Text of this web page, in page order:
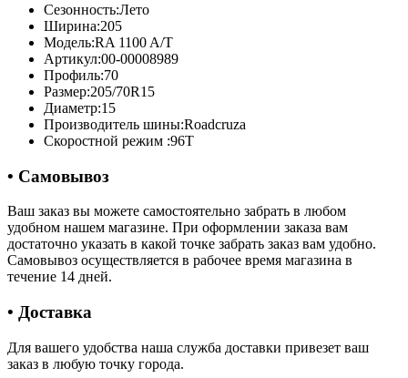
Сезонность:Лето
Ширина:205
Модель:RA 1100 A/T
Артикул:00-00008989
Профиль:70
Размер:205/70R15
Диаметр:15
Производитель шины:Roadcruza
Скоростной режим :96T
• Самовывоз
Ваш заказ вы можете самостоятельно забрать в любом
удобном нашем магазине. При оформлении заказа вам
достаточно указать в какой точке забрать заказ вам удобно.
Самовывоз осуществляется в рабочее время магазина в
течение 14 дней.
• Доставка
Для вашего удобства наша служба доставки привезет ваш
заказ в любую точку города.